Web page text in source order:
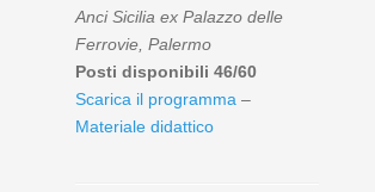
Anci Sicilia ex Palazzo delle
Ferrovie, Palermo
Posti disponibili 46/60
Scarica il programma –
Materiale didattico